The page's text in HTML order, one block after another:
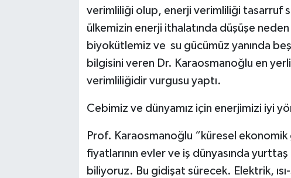
verimliliği olup, enerji verimliliği tasarruf
ülkemizin enerji ithalatında düşüşe
biyokütlemiz ve su gücümüz yanında
bilgisini veren Dr. Karaosmanoğlu en
verimliliğidir vurgusu yaptı.
Cebimiz ve dünyamız için enerjimizi iyi
Prof. Karaosmanoğlu “küresel
fiyatlarının evler ve iş dünyasında yurttaş
biliyoruz. Bu gidişat sürecek. Elektrik,